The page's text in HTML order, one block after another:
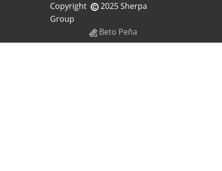
Copyright
2025 Sherpa
Group
Beto Peña